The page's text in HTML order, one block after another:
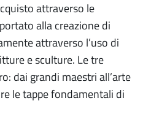
attraverso le
alla creazione di
attraverso l’uso di
e sculture. Le tre
dai grandi maestri all’arte
le tappe fondamentali di